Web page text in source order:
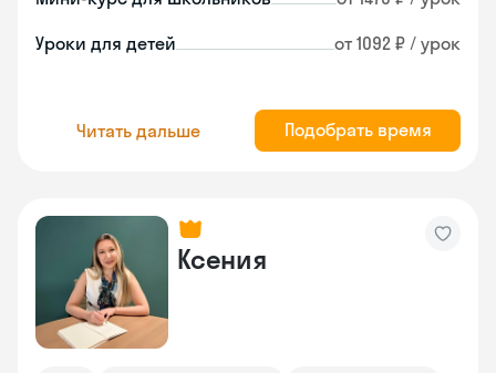
Уроки для детей от 1092 ₽ / урок
Читать дальше Подобрать время
Ксения